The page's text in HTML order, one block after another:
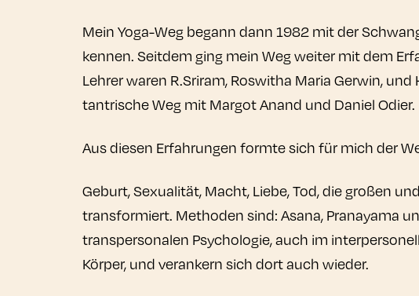
Mein Yoga-Weg begann dann 1982 mit der
kennen. Seitdem ging mein Weg weiter mit dem
Lehrer waren R.Sriram, Roswitha Maria Gerwin,
tantrische Weg mit Margot Anand und Daniel Odier.
Aus diesen Erfahrungen formte sich für mich der
Geburt, Sexualität, Macht, Liebe, Tod, die großen
transformiert. Methoden sind: Asana, Pranayama
transpersonalen Psychologie, auch im
Körper, und verankern sich dort auch wieder.